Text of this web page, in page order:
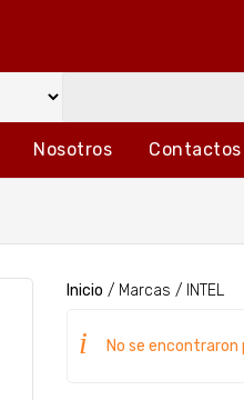
Nosotros Contactos
Inicio / Marcas / INTEL
No se